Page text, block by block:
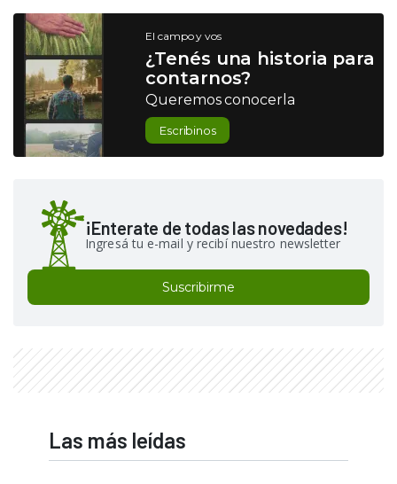
El campo y vos
¿Tenés una historia para
contarnos?
Queremos conocerla
Escribinos
¡Enterate de todas las novedades!
Ingresá tu e-mail y recibí nuestro newsletter
Suscribirme
Las más leídas